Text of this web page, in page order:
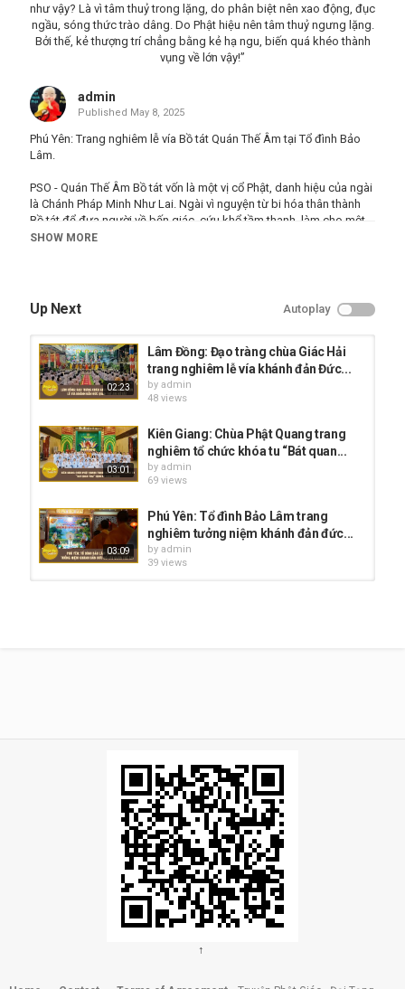
như vậy? Là vì tâm thuỷ trong lặng, do phân biệt nên xao động, đục
ngầu, sóng thức trào dâng. Do Phật hiệu nên tâm thuỷ ngưng lặng.
Bởi thế, kẻ thượng trí chẳng bằng kẻ hạ ngu, biến quá khéo thành
vụng về lớn vậy!”
admin
Published May 8, 2025
Phú Yên: Trang nghiêm lễ vía Bồ tát Quán Thế Âm tại Tổ đình Bảo
Lâm.
PSO - Quán Thế Âm Bồ tát vốn là một vị cổ Phật, danh hiệu của ngài
là Chánh Pháp Minh Như Lai. Ngài vì nguyện từ bi hóa thân thành
Bồ tát để đưa người về bến giác, cứu khổ tầm thanh, làm cho một
đời người biết đến chánh pháp được an vui.
★ Tạp Chí Văn Hóa Phật Giáo :
https://bit.ly/3nl37m0
★ Hoằng Pháp Online :
★ Youtube:
★ Website:https://phatsuonline.com
★ Official Fanpage:https://bit.ly/3iJiP7w
★ Groups FB:https://bit.ly/3g0OcZs/
★ Email:phatsuonline@gmail.com
--------------------------------/--------------------------------
© Bản quyền thuộc về Phật Sự Online TV
© Copyright by Phật Sự Online TV ☞ Do not Reup
Phật Sự Online
Tags
tin tức ,tin tuc ,tin tức phật sự
SHOW MORE
Up Next Autoplay
02:23
Lâm Đồng: Đạo tràng chùa Giác Hải
trang nghiêm lễ vía khánh đản Đức...
by admin
48 views
03:01
Kiên Giang: Chùa Phật Quang trang
nghiêm tổ chức khóa tu “Bát quan...
by admin
69 views
03:09
Phú Yên: Tổ đình Bảo Lâm trang
nghiêm tưởng niệm khánh đản đức...
by admin
39 views
1:54:49
净空法师-地藏菩萨本愿经-第四卷
byadmin
27.7k views
05:37
Xin Mẹ đừng Bỏ Con Mẹ ơi ! HD
byadmin
660 views
阿彌陀佛的乾坤袋 #淨宗法師
↑